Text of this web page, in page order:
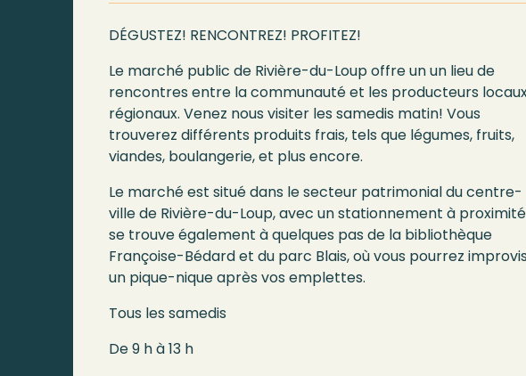
DÉGUSTEZ! RENCONTREZ! PROFITEZ!
Le marché public de Rivière-du-Loup offre un un lieu de
rencontres entre la communauté et les producteurs
régionaux. Venez nous visiter les samedis matin! Vous
trouverez différents produits frais, tels que légumes, fruits,
viandes, boulangerie, et plus encore.
Le marché est situé dans le secteur patrimonial du centre-
ville de Rivière-du-Loup, avec un stationnement à
se trouve également à quelques pas de la bibliothèque
Françoise-Bédard et du parc Blais, où vous pourrez
un pique-nique après vos emplettes.
Tous les samedis
De 9 h à 13 h